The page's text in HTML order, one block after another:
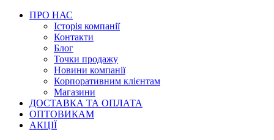
ПРО НАС
Історія компанії
Контакти
Блог
Точки продажу
Новини компанії
Корпоративним клієнтам
Магазини
ДОСТАВКА ТА ОПЛАТА
ОПТОВИКАМ
АКЦІЇ